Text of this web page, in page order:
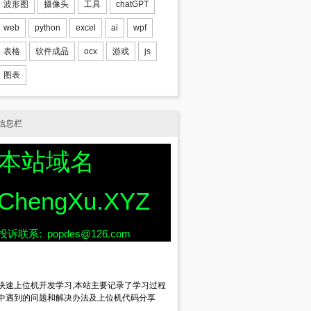
波形图 摄像头 工具 chatGPT
web python excel ai wpf
表格 软件成品 ocx 游戏 js
图表
息栏
站域名
诉联系: popdes@126.com
速上位机开发学习,本站主要记录了学习过程
遇到的问题和解决办法及上位机代码分享